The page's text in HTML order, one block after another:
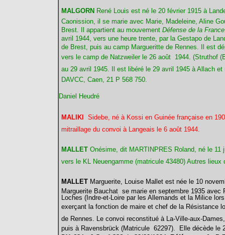
MALGORN René Louis est né le 20 février 1915 à
Caonission, il se marie avec Marie, Madeleine, Aline
Brest. Il appartient au mouvement Défense de la
avril 1944, vers une heure trente, par la Gestapo de
de Brest, puis au camp Margueritte de Rennes. Il est
vers le camp de Natzweiler le 26 août 1944. (Struthof
au 29 avril 1945. Il est libéré le 29 avril 1945 à Allach et
DAVCC, Caen, 21 P 568 750.
Daniel Heudré
MALIKI Sidebe, né à Kossi en Guinée française en
mitraillage du convoi à Langeais le 6 août 1944.
MALLET Onésime, dit MARTINPRES Roland, né le
vers le KL Neuengamme (matricule 43480) Autres
MALLET Marguerite , Louise Mallet est née le 10
Marguerite Bauchat se marie en septembre 1935
Loches (Indre-et-Loire par les Allemands et la Milice
exerçant la fonction de maire et chef de la Résistance
de Rennes. Le convoi reconstitué à La-Ville-aux-
puis à Ravensbrück (Matricule 62297). Elle décède le